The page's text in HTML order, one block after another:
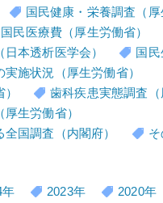
国民健康・栄養調査（
国民医療費（厚生労働省）
本透析医学会）
国
施状況（厚生労働省）
歯科疾患実態調査
生労働省）
国調査（内閣府）
年 2023年
2020年